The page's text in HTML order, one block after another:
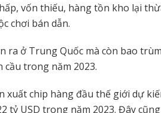
vốn thiếu, hàng tồn kho lại
chơi bán dẫn.
ra ở Trung Quốc mà còn bao
trong năm 2023.
xuất chip hàng đầu thế giới dự
tỷ USD trong năm 2023. Đây